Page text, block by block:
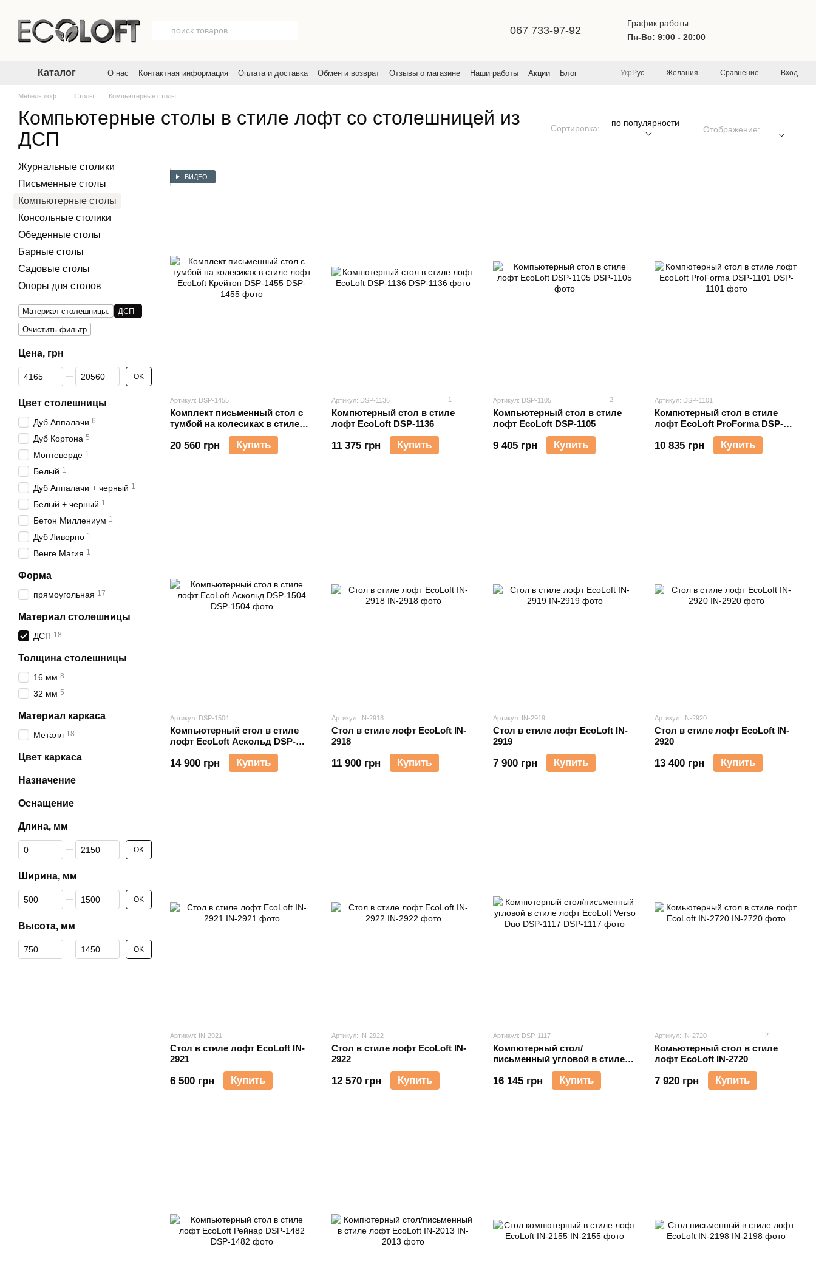
067 733-97-92
График работы:
Пн-Вс: 9:00 - 20:00
Каталог О нас Контактная информация Оплата и доставка Обмен и возврат Отзывы о магазине Наши работы Акции
Блог
Укр Рус Желания Сравнение Вход
Мебель лофт Столы Компьютерные столы
Компьютерные столы в стиле лофт со столешницей из
ДСП
Сортировка:
по популярности
Отображение:
ВИДЕО
Артикул: DSP-1455
Комплект письменный стол с
тумбой на колесиках в стиле
лофт EcoLoft Крейтон DSP-1455
20 560 грн Купить
Артикул: DSP-1136 1
Компютерный стол в стиле
лофт EcoLoft DSP-1136
11 375 грн Купить
Артикул: DSP-1105 2
Компьютерный стол в стиле
лофт EcoLoft DSP-1105
9 405 грн Купить
Артикул: DSP-1101
Компютерный стол в стиле
лофт EcoLoft ProForma DSP-
10 835 грн Купить
Артикул: DSP-1504
Компьютерный стол в стиле
лофт EcoLoft Аскольд DSP-
14 900 грн Купить
Артикул: IN-2918
Стол в стиле лофт EcoLoft IN-
2918
11 900 грн Купить
Артикул: IN-2919
Стол в стиле лофт EcoLoft IN-
2919
7 900 грн Купить
Артикул: IN-2920
Стол в стиле лофт EcoLoft IN-
2920
13 400 грн Купить
Артикул: IN-2921
Стол в стиле лофт EcoLoft IN-
2921
6 500 грн Купить
Артикул: IN-2922
Стол в стиле лофт EcoLoft IN-
2922
12 570 грн Купить
Артикул: DSP-1117
Компютерный стол/
письменный угловой в стиле
лофт EcoLoft Verso Duo DSP-
1117
16 145 грн Купить
Артикул: IN-2720 2
Комьютерный стол в стиле
лофт EcoLoft IN-2720
7 920 грн Купить
Журнальные столики
Письменные столы
Компьютерные столы
Консольные столики
Обеденные столы
Барные столы
Садовые столы
Опоры для столов
Материал столешницы:
ДСП
Очистить фильтр
Цена, грн
От Цена, грн
До Цена, грн OK
Цвет столешницы
Дуб Аппалачи 6
Дуб Кортона 5
Монтеверде 1
Белый 1
Дуб Аппалачи + черный 1
Белый + черный 1
Бетон Миллениум 1
Дуб Ливорно 1
Венге Магия 1
Форма
прямоугольная 17
Материал столешницы
ДСП 18
Толщина столешницы
16 мм 8
32 мм 5
Материал каркаса
Металл 18
Цвет каркаса
Назначение
Оснащение
Длина, мм
От Длина, мм
До Длина, мм OK
Ширина, мм
От Ширина, мм
До Ширина, мм OK
Высота, мм
От Высота, мм
До Высота, мм OK